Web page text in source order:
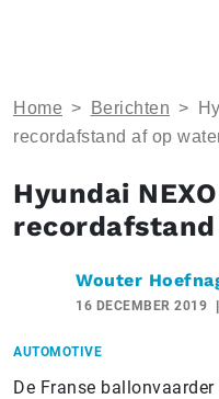
Home > Berichten >
recordafstand af op
Hyundai
Wouter
16 DECEMBER 2019
AUTOMOTIVE
De Franse